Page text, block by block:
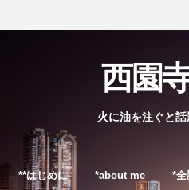
西園
火に油を注ぐと
**はじめに *about me *全